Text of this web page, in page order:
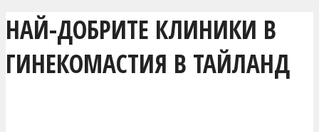
НАЙ-ДОБРИТЕ КЛИНИКИ В
ГИНЕКОМАСТИЯ В ТАЙЛАНД